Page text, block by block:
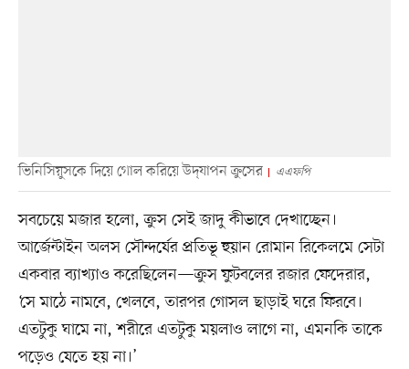
ভিনিসিয়ুসকে দিয়ে গোল করিয়ে উদ্‌যাপন ক্রুসের এএফপি
সবচেয়ে মজার হলো, ক্রুস সেই জাদু কীভাবে দেখাচ্ছেন।
আর্জেন্টাইন অলস সৌন্দর্যের প্রতিভূ হুয়ান রোমান রিকেলমে সেটা
একবার ব্যাখ্যাও করেছিলেন—ক্রুস ফুটবলের রজার ফেদেরার,
‘সে মাঠে নামবে, খেলবে, তারপর গোসল ছাড়াই ঘরে ফিরবে।
এতটুকু ঘামে না, শরীরে এতটুকু ময়লাও লাগে না, এমনকি তাকে
পড়েও যেতে হয় না।’